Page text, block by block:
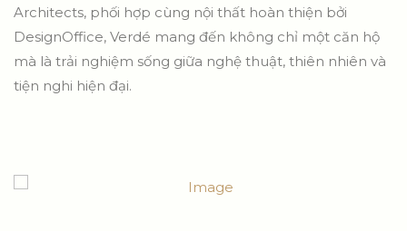
Architects, phối hợp cùng nội thất hoàn thiện bởi
DesignOffice, Verdé mang đến không chỉ một căn hộ
mà là trải nghiệm sống giữa nghệ thuật, thiên nhiên và
tiện nghi hiện đại.